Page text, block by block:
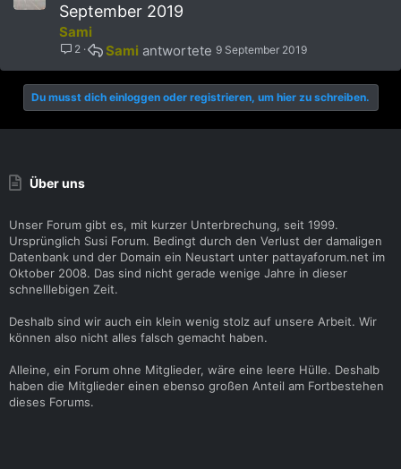
September 2019
Sami
2 9 September 2019
Sami
Du musst dich einloggen oder registrieren, um hier zu schreiben.
Über uns
Unser Forum gibt es, mit kurzer Unterbrechung, seit 1999.
Ursprünglich Susi Forum. Bedingt durch den Verlust der damaligen
Datenbank und der Domain ein Neustart unter pattayaforum.net im
Oktober 2008. Das sind nicht gerade wenige Jahre in dieser
schnelllebigen Zeit.
Deshalb sind wir auch ein klein wenig stolz auf unsere Arbeit. Wir
können also nicht alles falsch gemacht haben.
Alleine, ein Forum ohne Mitglieder, wäre eine leere Hülle. Deshalb
haben die Mitglieder einen ebenso großen Anteil am Fortbestehen
dieses Forums.